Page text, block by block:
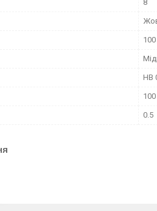
8
100
НВ
0.5